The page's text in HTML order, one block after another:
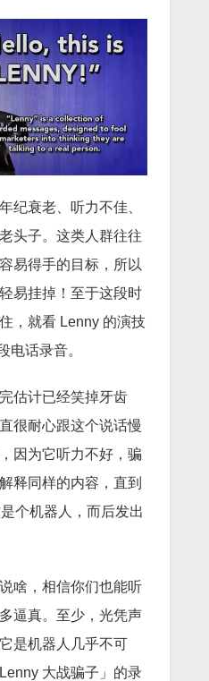
纪衰老、听力不佳、
头子。这类人群往往
易得手的目标，所以
易挂掉！至于这段时
，就看 Lenny 的演技
电话录音。
估计已经笑掉牙齿
很耐心跟这个说话慢
因为它听力不好，骗
释同样的内容，直到
个机器人，而后发出
啥，相信你们也能听
逼真。至少，光凭声
是机器人几乎不可
大战骗子」的录